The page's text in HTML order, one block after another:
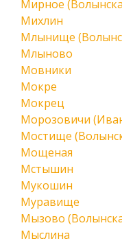
Мирное
Михлин
Млынище
Млыново
Мовники
Мокре
Мокрец
Морозовичи
Мостище
Мощеная
Мстышин
Мукошин
Муравище
Мызово
Мыслина